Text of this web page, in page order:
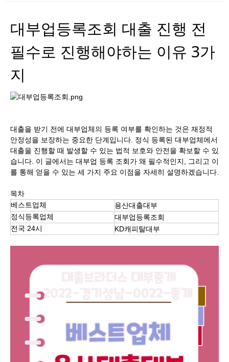
대부업등록조회 대출 진행 전
필수로 진행해야하는 이유 3가
지
대출을 받기 전에 대부업체의 등록 여부를 확인하는 것은 재정적
안정성을 보장하는 중요한 단계입니다. 정식 등록된 대부업체에서
대출을 진행할 때 발생할 수 있는 법적 보호와 안전을 확보할 수 있
습니다. 이 글에서는 대부업 등록 조회가 왜 필수적인지, 그리고 이
를 통해 얻을 수 있는 세 가지 주요 이점을 자세히 설명하겠습니다.
목차
베스트업체
용산대출대부
정식등록업체
대부업등록조회
전국 24시
KD캐피탈대부